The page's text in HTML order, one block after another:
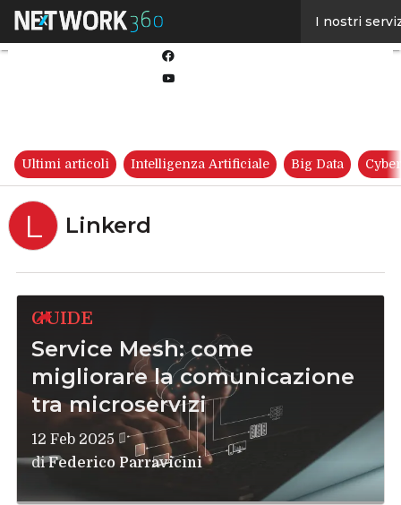
I nostri
Ultimi articoli Intelligenza Artificiale Big Data
L Linkerd
GUIDE
Service Mesh: come
migliorare la comunicazione
tra microservizi
12 Feb 2025
diFederico Parravicini